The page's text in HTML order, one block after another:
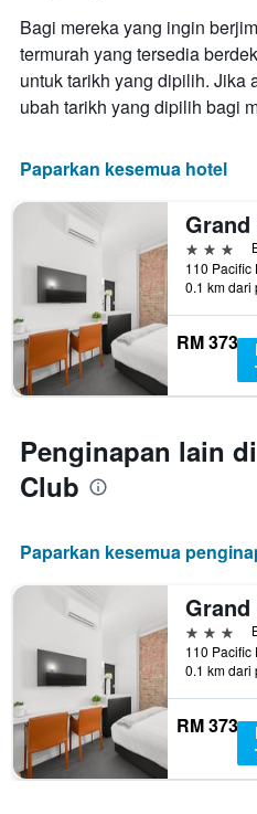
Bagi mereka yang ingin
termurah yang tersedia
untuk tarikh yang dipilih. Jika
ubah tarikh yang dipilih bagi
Paparkan kesemua hotel
3 bintang
0.1 km dari
RM 373
Penginapan lain
Club
Paparkan kesemua
3 bintang
0.1 km dari
RM 373